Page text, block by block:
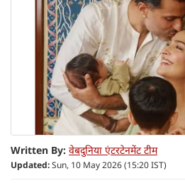
Written By: वेबदुनिया एंटरटेनमेंट टीम
Updated:Sun, 10 May 2026 (15:20 IST)